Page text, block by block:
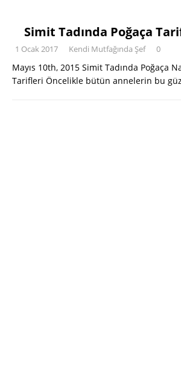
Simit Tadında Poğaça
1 Ocak 2017 Kendi Mutfağında Şef 0
Mayıs 10th, 2015 Simit Tadında Poğaça
Tarifleri Öncelikle bütün annelerin bu